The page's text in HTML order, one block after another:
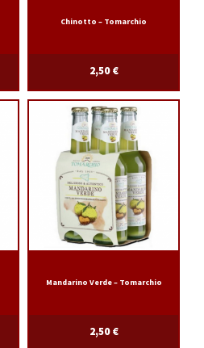
Chinotto – Tomarchio
2,50€
Mandarino Verde – Tomarchio
2,50€